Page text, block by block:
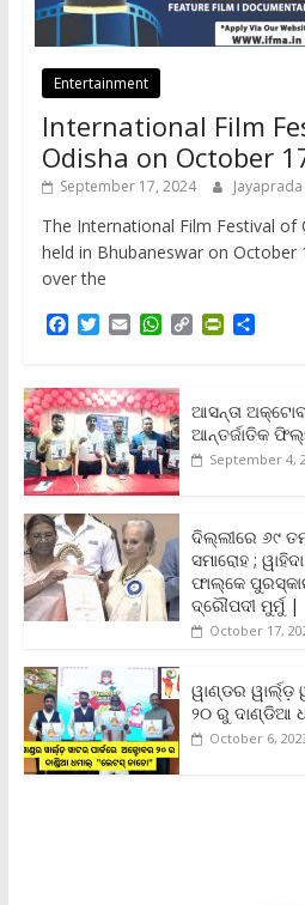
Entertainment
International Film
Odisha on October
September 17, 2024
The International Film Festival of
held in Bhubaneswar on October
over the
F
e
b
o
o
k
T
t
t
e
r
E
i
l
W
t
s
A
p
p
C
L
i
n
k
P
t
F
r
i
d
l
y
S
e
ଆସନ୍ତା
ଆନ୍ତର୍ଜାତିକ
September 4,
ଦିଲ୍ଲୀରେ ୬୯
ସମାରୋହ ;
ଫାଲ୍‌କେ
ଦ୍ରୌପଦୀ ମୁର୍ମୁ |
October 17,
ୱାଣ୍ଡର ୱାର୍ଲ୍‌ଡ଼
୨୦ ରୁ ଦାଣ୍ଡିଆ
October 6,